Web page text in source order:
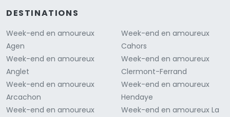
DESTINATIONS
Week-end en amoureux
Agen
Week-end en amoureux
Anglet
Week-end en amoureux
Arcachon
Week-end en amoureux
Week-end en amoureux
Cahors
Week-end en amoureux
Clermont-Ferrand
Week-end en amoureux
Hendaye
Week-end en amoureux La